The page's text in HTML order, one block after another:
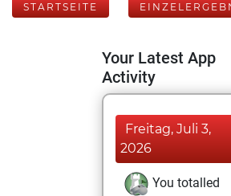
STARTSEITE
Your Latest App
Activity
Freitag, Juli 3,
2026
You totalled